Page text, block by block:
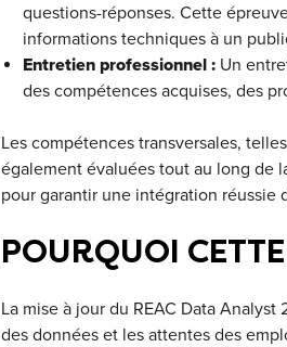
questions-réponses. Cette
informations techniques à un
Entretien professionnel :Un
des compétences acquises, des
Les compétences transversales,
également évaluées tout au long de
pour garantir une intégration réussie
POURQUOI
La mise à jour du REAC Data
des données et les attentes des